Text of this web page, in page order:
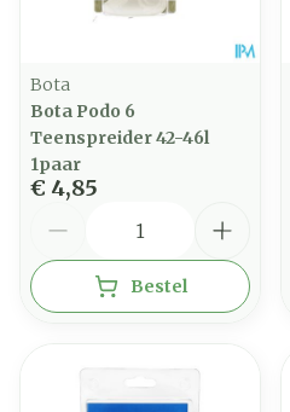
Bota
Bota Podo 6
Teenspreider 42-46l
1paar
€ 4,85
Bestel